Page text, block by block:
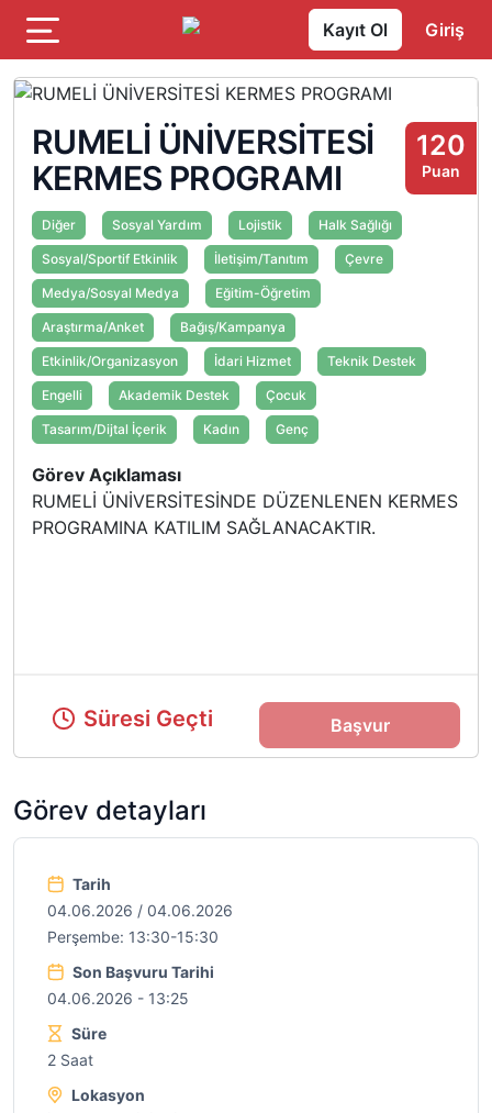
Kayıt Ol Giriş
120
Puan
RUMELİ ÜNİVERSİTESİ
KERMES PROGRAMI
Diğer Sosyal Yardım Lojistik Halk Sağlığı
Sosyal/Sportif Etkinlik İletişim/Tanıtım Çevre
Medya/Sosyal Medya Eğitim-Öğretim
Araştırma/Anket Bağış/Kampanya
Etkinlik/Organizasyon İdari Hizmet Teknik Destek
Engelli Akademik Destek Çocuk
Tasarım/Dijtal İçerik Kadın Genç
Görev Açıklaması
RUMELİ ÜNİVERSİTESİNDE DÜZENLENEN KERMES
PROGRAMINA KATILIM SAĞLANACAKTIR.
Süresi Geçti Başvur
Görev detayları
Tarih
04.06.2026 / 04.06.2026
Perşembe: 13:30-15:30
Son Başvuru Tarihi
04.06.2026 - 13:25
Süre
2 Saat
Lokasyon